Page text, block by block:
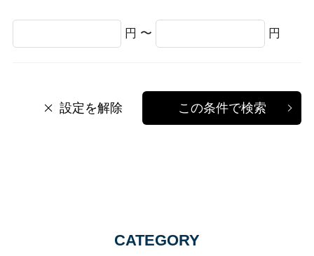
円 〜 円
設定を解除 この条件で検索
CATEGORY